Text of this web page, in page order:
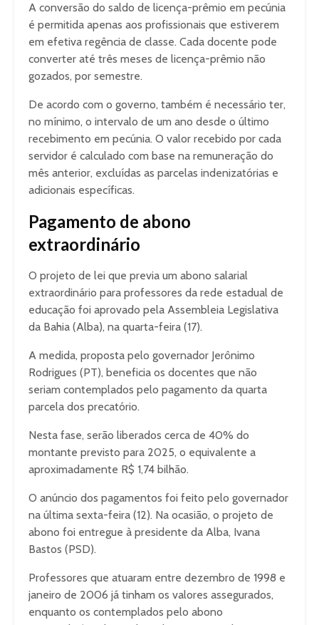
A conversão do saldo de licença-prêmio em pecúnia
é permitida apenas aos profissionais que estiverem
em efetiva regência de classe. Cada docente pode
converter até três meses de licença-prêmio não
gozados, por semestre.
De acordo com o governo, também é necessário ter,
no mínimo, o intervalo de um ano desde o último
recebimento em pecúnia. O valor recebido por cada
servidor é calculado com base na remuneração do
mês anterior, excluídas as parcelas indenizatórias e
adicionais específicas.
Pagamento de abono
extraordinário
O projeto de lei que previa um abono salarial
extraordinário para professores da rede estadual de
educação foi aprovado pela Assembleia Legislativa
da Bahia (Alba), na quarta-feira (17).
A medida, proposta pelo governador Jerônimo
Rodrigues (PT), beneficia os docentes que não
seriam contemplados pelo pagamento da quarta
parcela dos precatório.
Nesta fase, serão liberados cerca de 40% do
montante previsto para 2025, o equivalente a
aproximadamente R$ 1,74 bilhão.
O anúncio dos pagamentos foi feito pelo governador
na última sexta-feira (12). Na ocasião, o projeto de
abono foi entregue à presidente da Alba, Ivana
Bastos (PSD).
Professores que atuaram entre dezembro de 1998 e
janeiro de 2006 já tinham os valores assegurados,
enquanto os contemplados pelo abono